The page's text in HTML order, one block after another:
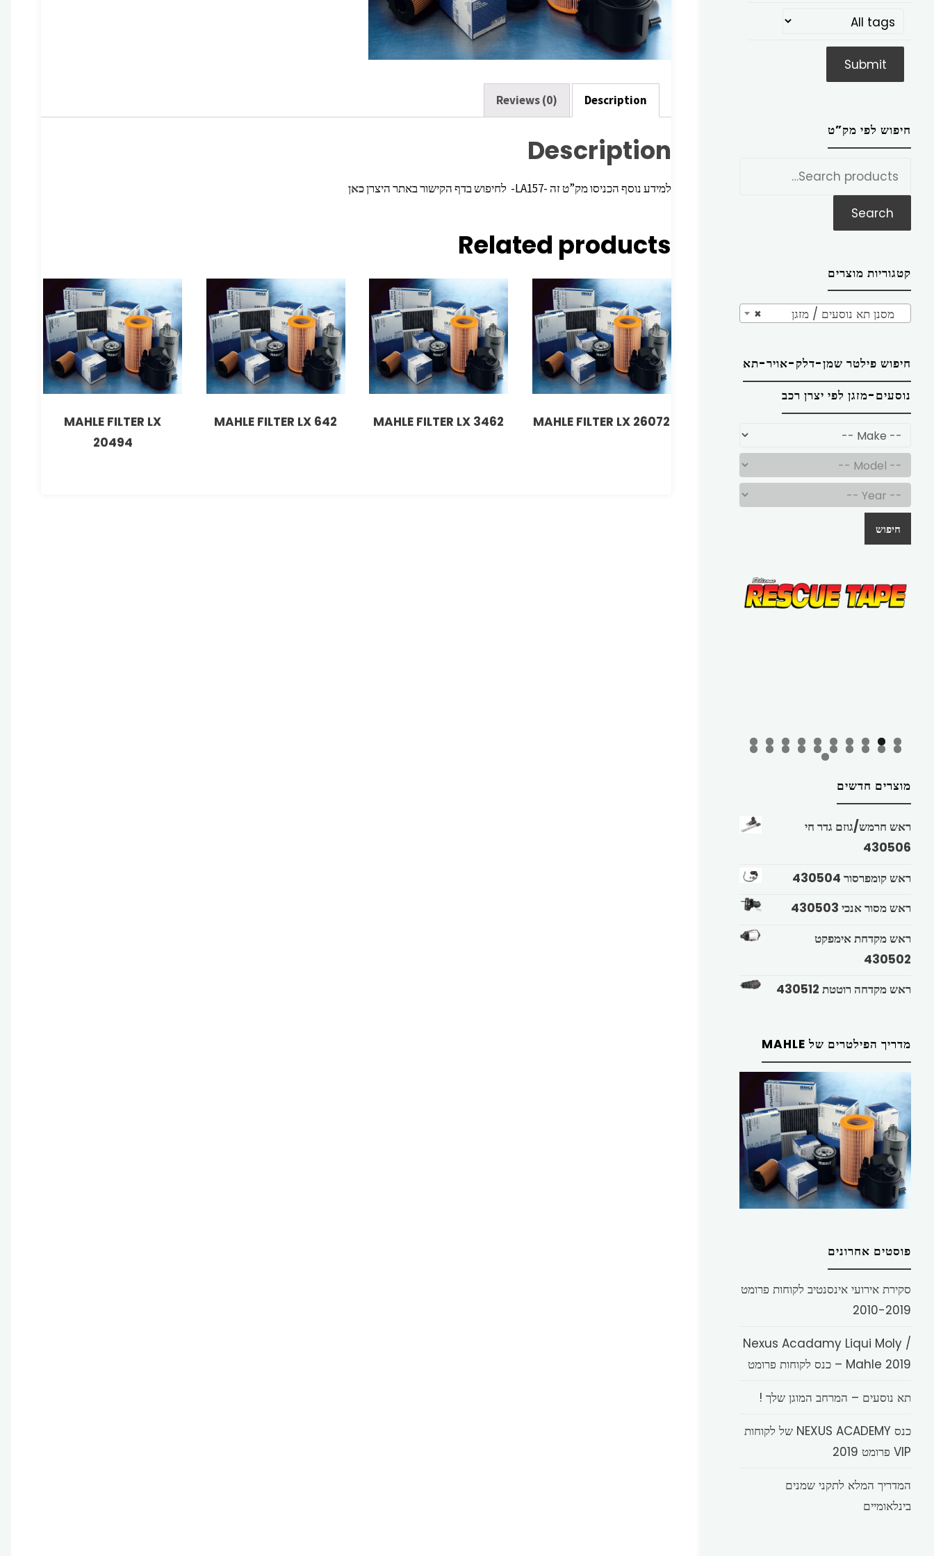
Description
Reviews (0)
Description
למידע נוסף הכניסו מק”ט זה -LA157- לחיפוש בדף הקישור באתר היצרן כאן
Related products
MAHLE FILTER LX 26072
MAHLE FILTER LX 3462
MAHLE FILTER LX 642
MAHLE FILTER LX
20494
חיפוש לפי מק”ט
Search
קטגוריות מוצרים
× מסנן תא נוסעים / מזגן
חיפוש פילטר שמן-דלק-אויר-תא
נוסעים-מזגן לפי יצרן רכב
חיפוש
מוצרים חדשים
ראש חרמש/גוזם גדר חי
430506
ראש קומפרסור 430504
ראש מסור אנכי 430503
ראש מקדחת אימפקט
430502
ראש מקדחה רוטטת 430512
מדריך הפילטרים של MAHLE
פוסטים אחרונים
סקירת אירועי אינסנטיב לקוחות פרומט
2010-2019
Nexus Acadamy Liqui Moly /
Mahle 2019 – כנס לקוחות פרומט
תא נוסעים – המרחב המוגן שלך !
כנס NEXUS ACADEMY של לקוחות
VIP פרומט 2019
המדריך המלא לתקני שמנים
בינלאומיים